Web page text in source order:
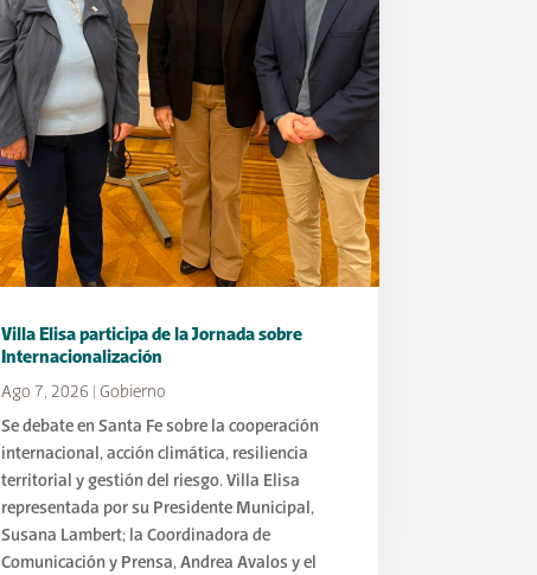
Villa Elisa participa de la Jornada sobre
Internacionalización
Ago 7, 2026
Gobierno
Se debate en Santa Fe sobre la cooperación
internacional, acción climática, resiliencia
territorial y gestión del riesgo. Villa Elisa
representada por su Presidente Municipal,
Susana Lambert; la Coordinadora de
Comunicación y Prensa, Andrea Avalos y el